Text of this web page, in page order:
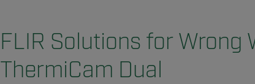
FLIR Solutions for Wrong
ThermiCam Dual